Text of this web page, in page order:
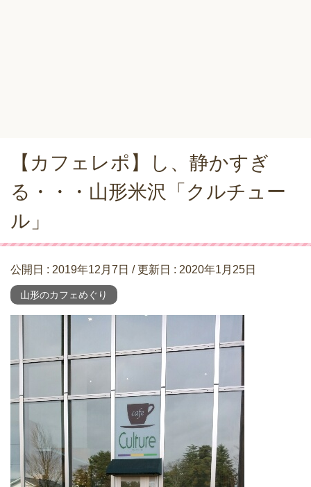
【カフェレポ】し、静かすぎ
る・・・山形米沢「クルチュー
ル」
公開日 : 2019年12月7日 / 更新日 : 2020年1月25日
山形のカフェめぐり